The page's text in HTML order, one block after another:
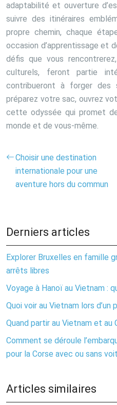
adaptabilité et ouverture
suivre des itinéraires
propre chemin, chaque
occasion d’apprentissage et
défis que vous
culturels, feront partie
contribueront à forger des
préparez votre sac, ouvrez
cette odyssée qui promet
monde et de vous-même.
Choisir une destination
internationale pour une
aventure hors du commun
Derniers articles
Explorer Bruxelles en famille
arrêts libres
Voyage à Hanoï au Vietnam :
Quoi voir au Vietnam lors d’un
Quand partir au Vietnam et au
Comment se déroule
pour la Corse avec ou sans
Articles similaires